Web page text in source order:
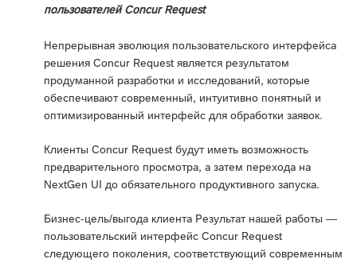
пользователей Concur Request
Непрерывная эволюция пользовательского интерфейса
решения Concur Request является результатом
продуманной разработки и исследований, которые
обеспечивают современный, интуитивно понятный и
оптимизированный интерфейс для обработки заявок.
Клиенты Concur Request будут иметь возможность
предварительного просмотра, а затем перехода на
NextGen UI до обязательного продуктивного запуска.
Бизнес-цель/выгода клиента Результат нашей работы —
пользовательский интерфейс Concur Request
следующего поколения, соответствующий современным